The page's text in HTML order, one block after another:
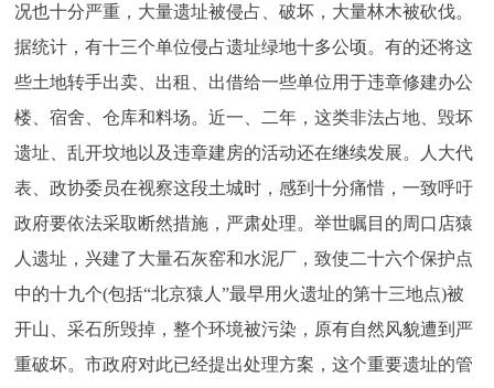
况也十分严重，大量遗址被侵占、破坏，大量林木被砍伐。
据统计，有十三个单位侵占遗址绿地十多公顷。有的还将这
些土地转手出卖、出租、出借给一些单位用于违章修建办公
楼、宿舍、仓库和料场。近一、二年，这类非法占地、毁坏
遗址、乱开坟地以及违章建房的活动还在继续发展。人大代
表、政协委员在视察这段土城时，感到十分痛惜，一致呼吁
政府要依法采取断然措施，严肃处理。举世瞩目的周口店猿
人遗址，兴建了大量石灰窑和水泥厂，致使二十六个保护点
中的十九个(包括“北京猿人”最早用火遗址的第十三地点)被
开山、采石所毁掉，整个环境被污染，原有自然风貌遭到严
重破坏。市政府对此已经提出处理方案，这个重要遗址的管